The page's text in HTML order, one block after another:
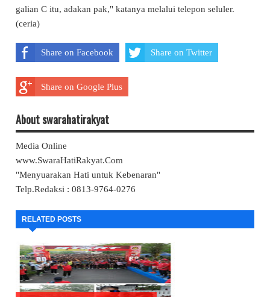
galian C itu, adakan pak," katanya melalui telepon seluler.
(ceria)
Share on Facebook Share on Twitter
Share on Google Plus
About swarahatirakyat
Media Online
www.SwaraHatiRakyat.Com
"Menyuarakan Hati untuk Kebenaran"
Telp.Redaksi : 0813-9764-0276
RELATED POSTS